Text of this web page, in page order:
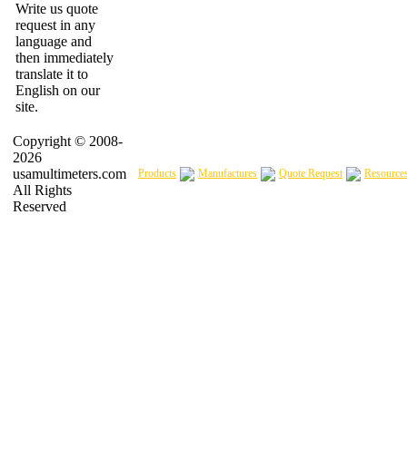
Write us quote
request in any
language and
then immediately
translate it to
English on our
site.
Copyright © 2008-
2026
usamultimeters.com
All Rights
Reserved
Products Manufactures Quote Request